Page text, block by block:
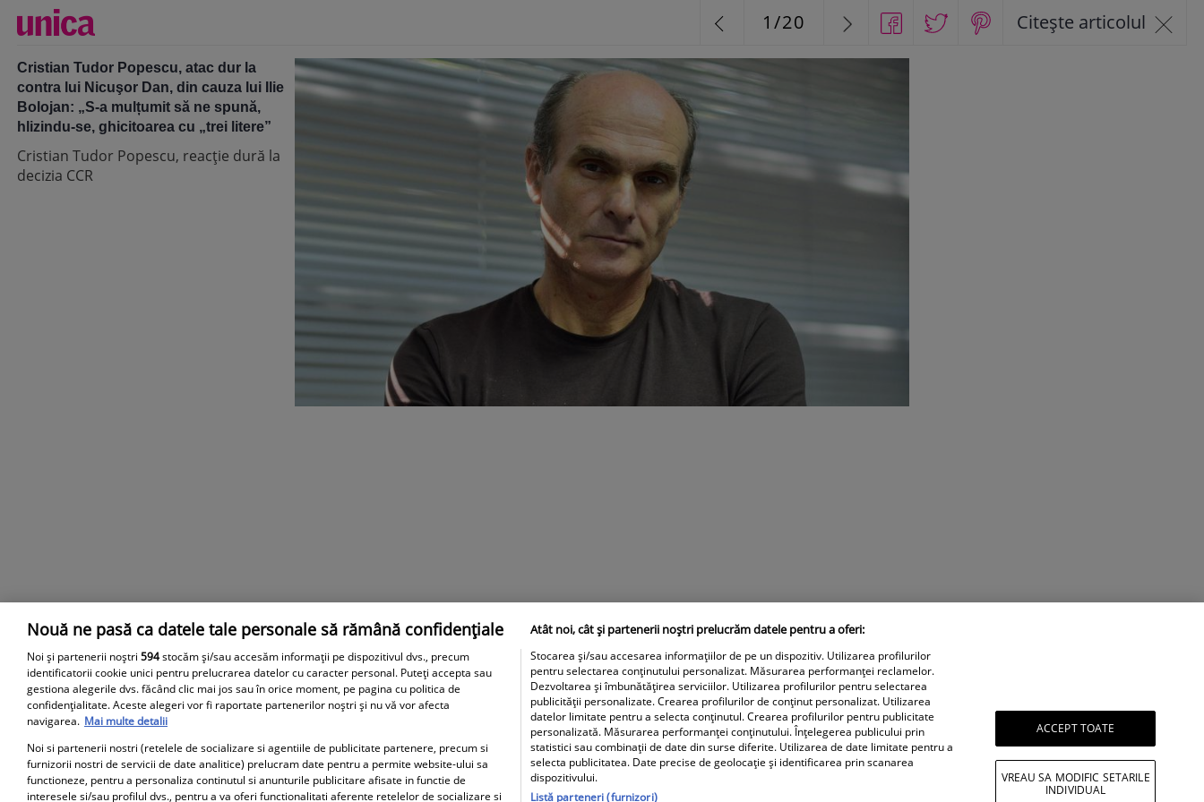
Cristian Tudor Popescu, atac dur la
contra lui Nicuşor Dan, din cauza lui Ilie
Bolojan: „S-a mulțumit să ne spună,
hlizindu-se, ghicitoarea cu „trei litere”
Cristian Tudor Popescu, reacție dură la
decizia CCR
Citește articolul
1 /20
Parteneri
Nouă ne pasă ca datele tale personale să rămână confidențiale
Noi și partenerii noștri 594stocăm și/sau accesăm informații pe dispozitivul dvs., precum
identificatorii cookie unici pentru prelucrarea datelor cu caracter personal. Puteți accepta sau
gestiona alegerile dvs. făcând clic mai jos sau în orice moment, pe pagina cu politica de
confidențialitate. Aceste alegeri vor fi raportate partenerilor noștri și nu vă vor afecta
navigarea. Mai multe detalii
Noi si partenerii nostri (retelele de socializare si agentiile de publicitate partenere, precum si
furnizorii nostri de servicii de date analitice) prelucram date pentru a permite website-ului sa
functioneze, pentru a personaliza continutul si anunturile publicitare afisate in functie de
interesele si/sau profilul dvs., pentru a va oferi functionalitati aferente retelelor de socializare si
Atât noi, cât și partenerii noștri prelucrăm datele pentru a oferi:
Stocarea și/sau accesarea informațiilor de pe un dispozitiv. Utilizarea profilurilor
pentru selectarea conținutului personalizat. Măsurarea performanței reclamelor.
Dezvoltarea și îmbunătățirea serviciilor. Utilizarea profilurilor pentru selectarea
publicității personalizate. Crearea profilurilor de conținut personalizat. Utilizarea
datelor limitate pentru a selecta conținutul. Crearea profilurilor pentru publicitate
personalizată. Măsurarea performanței conținutului. Înțelegerea publicului prin
statistici sau combinații de date din surse diferite. Utilizarea de date limitate pentru a
selecta publicitatea. Date precise de geolocație și identificarea prin scanarea
dispozitivului.
Listă parteneri (furnizori)
ACCEPT TOATE
VREAU SA MODIFIC SETARILE
INDIVIDUAL